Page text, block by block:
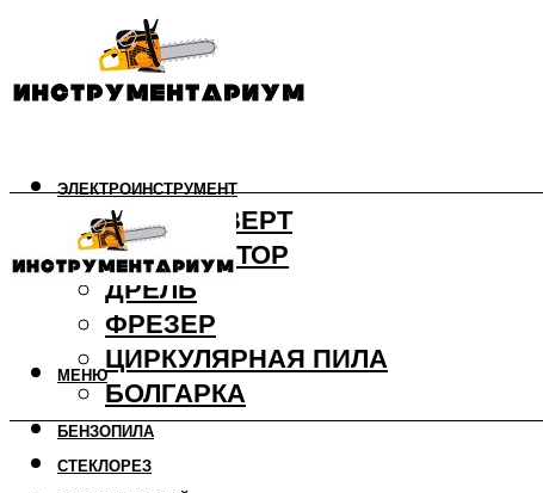
ЭЛЕКТРОИНСТРУМЕНТ
ШУРУПОВЕРТ
ПЕРФОРАТОР
ДРЕЛЬ
ФРЕЗЕР
ЦИРКУЛЯРНАЯ ПИЛА
БОЛГАРКА
БЕНЗОПИЛА
СТЕКЛОРЕЗ
МЕНЮ